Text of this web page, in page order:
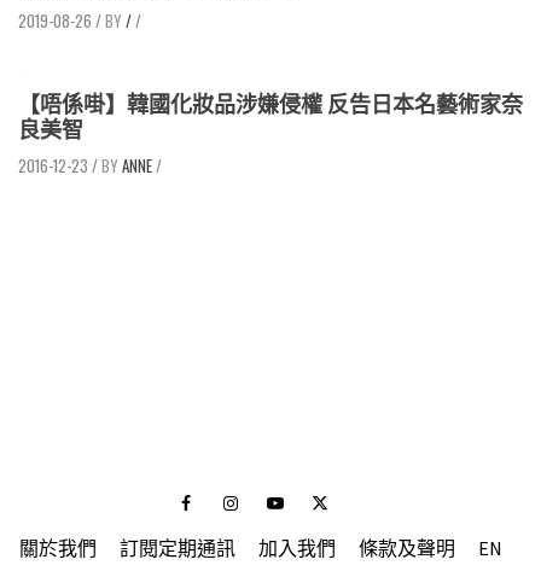
2019-08-26 / //
【唔係啩】韓國化妝品涉嫌侵權 反告日本名藝術家奈
良美智
2016-12-23 / ANNE/
FacebookInstagramYoutubeTwitter
關於我們 訂閱定期通訊 加入我們 條款及聲明 EN